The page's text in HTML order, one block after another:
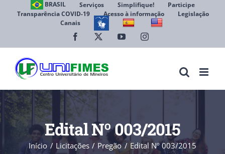
BRASIL Serviços Simplifique!
Participe
Transparência COVID-19
Acesso à informação
Legislação
Canais
Facebook YouTubeInstagram
Edital Nº 003/2015
Início Licitações Pregão Edital Nº 003/2015